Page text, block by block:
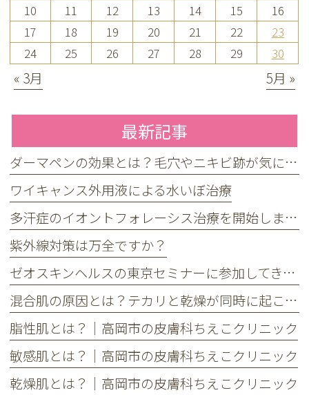
10
11 12 13 14 15
16
17
18 19 20 21 22
23
24
25 26 27 28 29 30
« 3月 5月 »
最新記事
ダーマペンの効果とは？毛穴やニキビ跡が気になる方へ
ワイキャンス外用液による水いぼ治療
多汗症のイオントフォレーシス治療を開始しました
紫外線対策は万全ですか？
ゼオスキンヘルスの東京セミナーに参加してきました
混合肌の原因とは？テカリと乾燥が同時に起こる理由とケア方法
脂性肌とは？｜高岡市の皮膚科ちえこクリニック
敏感肌とは？｜高岡市の皮膚科ちえこクリニック
乾燥肌とは？｜高岡市の皮膚科ちえこクリニック